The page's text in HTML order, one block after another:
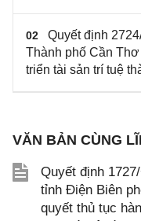
02
Quyết định
Thành phố Cần
triển tài sản trí tuệ
VĂN BẢN CÙNG
Quyết định
tỉnh Điện Biên
quyết thủ tục